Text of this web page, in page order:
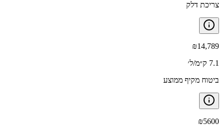
צריכת דלק
₪14,789
7.1 ק״מ/ל׳
ביטוח מקיף ממוצע
₪5600